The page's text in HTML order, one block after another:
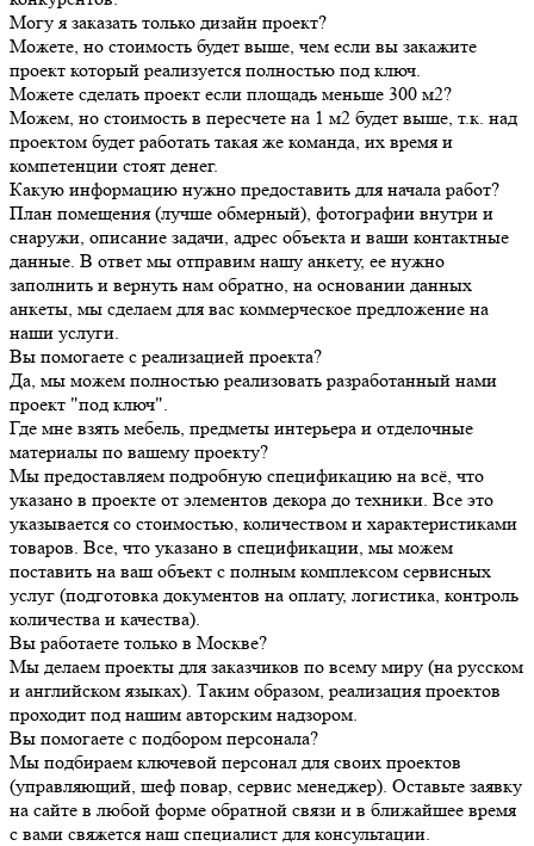
Могу я заказать только дизайн проект?
Можете, но стоимость будет выше, чем если вы закажите
проект который реализуется полностью под ключ.
Можете сделать проект если площадь меньше 300 м2?
Можем, но стоимость в пересчете на 1 м2 будет выше, т.к. над
проектом будет работать такая же команда, их время и
компетенции стоят денег.
Какую информацию нужно предоставить для начала работ?
План помещения (лучше обмерный), фотографии внутри и
снаружи, описание задачи, адрес объекта и ваши контактные
данные. В ответ мы отправим нашу анкету, ее нужно
заполнить и вернуть нам обратно, на основании данных
анкеты, мы сделаем для вас коммерческое предложение на
наши услуги.
Вы помогаете с реализацией проекта?
Да, мы можем полностью реализовать разработанный нами
проект "под ключ".
Где мне взять мебель, предметы интерьера и отделочные
материалы по вашему проекту?
Мы предоставляем подробную спецификацию на всё, что
указано в проекте от элементов декора до техники. Все это
указывается со стоимостью, количеством и характеристиками
товаров. Все, что указано в спецификации, мы можем
поставить на ваш объект с полным комплексом сервисных
услуг (подготовка документов на оплату, логистика, контроль
количества и качества).
Вы работаете только в Москве?
Мы делаем проекты для заказчиков по всему миру (на русском
и английском языках). Таким образом, реализация проектов
проходит под нашим авторским надзором.
Вы помогаете с подбором персонала?
Мы подбираем ключевой персонал для своих проектов
(управляющий, шеф повар, сервис менеджер). Оставьте заявку
на сайте в любой форме обратной связи и в ближайшее время
с вами свяжется наш специалист для консультации.